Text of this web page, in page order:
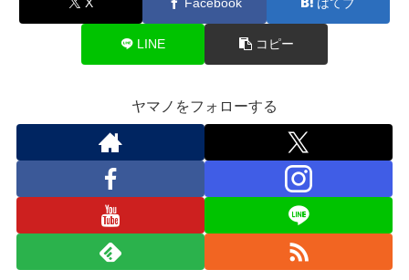
LINE コピー
ヤマノをフォローする